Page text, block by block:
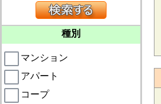
種別
マンション
アパート
コープ